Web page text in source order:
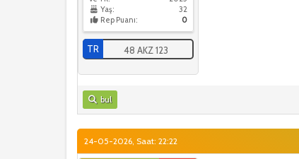
Yaş:
32
Rep Puanı:
0
TR 48 AKZ 123
bul
24-05-2026, Saat: 22:22